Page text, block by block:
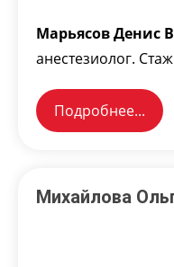
Марьясов Денис
анестезиолог.
Подробнее...
Михайлова